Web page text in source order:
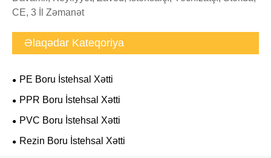
CE, 3 İl Zəmanət
Əlaqədar Kateqoriya
PE Boru İstehsal Xətti
PPR Boru İstehsal Xətti
PVC Boru İstehsal Xətti
Rezin Boru İstehsal Xətti